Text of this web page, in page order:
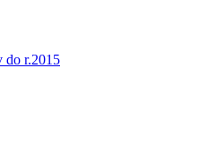
do r.2015